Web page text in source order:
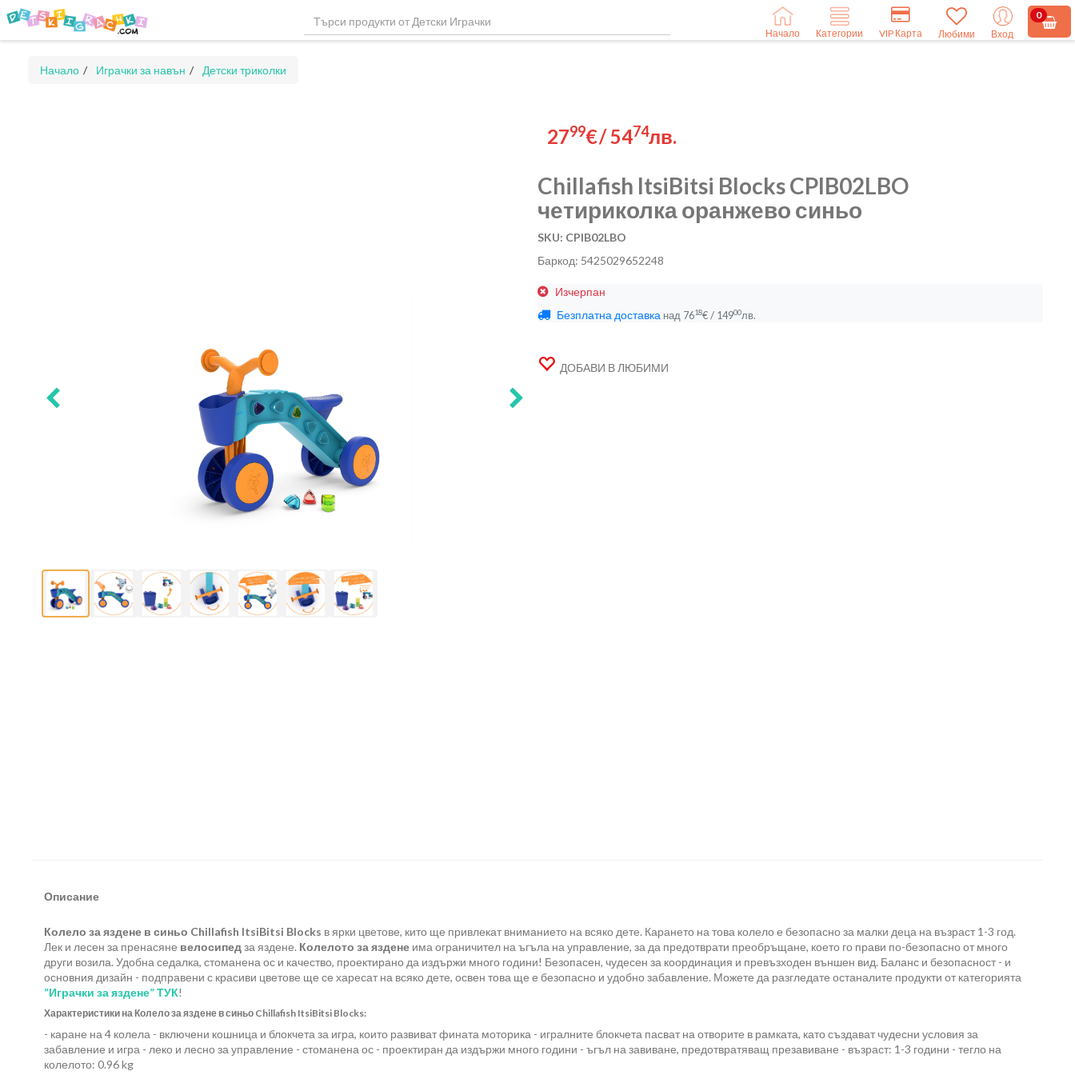
Начало Категории VIP Карта Любими Вход
0
Начало Играчки за навън Детски триколки
2799€/5474лв.
Chillafish ItsiBitsi Blocks CPIB02LBO
четириколка оранжево синьо
SKU: CPIB02LBO
Баркод: 5425029652248
Изчерпан
Безплатна доставка над 7618€ / 14900лв.
ДОБАВИ В ЛЮБИМИ
Описание
Колело за яздене в синьо Chillafish ItsiBitsi Blocks в ярки цветове, кито ще привлекат вниманието на всяко дете. Карането на това колело е безопасно за малки деца на възраст 1-3 год.
Лек и лесен за пренасяне велосипедза яздене. Колелото за яздене има ограничител на ъгъла на управление, за да предотврати преобръщане, което го прави по-безопасно от много
други возила. Удобна седалка, стоманена ос и качество, проектирано да издържи много години! Безопасен, чудесен за координация и превъзходен външен вид. Баланс и безопасност - и
основния дизайн - подправени с красиви цветове ще се харесат на всяко дете, освен това ще е безопасно и удобно забавление. Можете да разгледате останалите продукти от категорията
“Играчки за яздене” ТУК!
Характеристики на Колело за яздене в синьо Chillafish ItsiBitsi Blocks:
- каране на 4 колела - включени кошница и блокчета за игра, които развиват фината моторика - игралните блокчета пасват на отворите в рамката, като създават чудесни условия за
забавление и игра - леко и лесно за управление - стоманена ос - проектиран да издържи много години - ъгъл на завиване, предотвратяващ презавиване - възраст: 1-3 години - тегло на
колелото: 0.96 kg